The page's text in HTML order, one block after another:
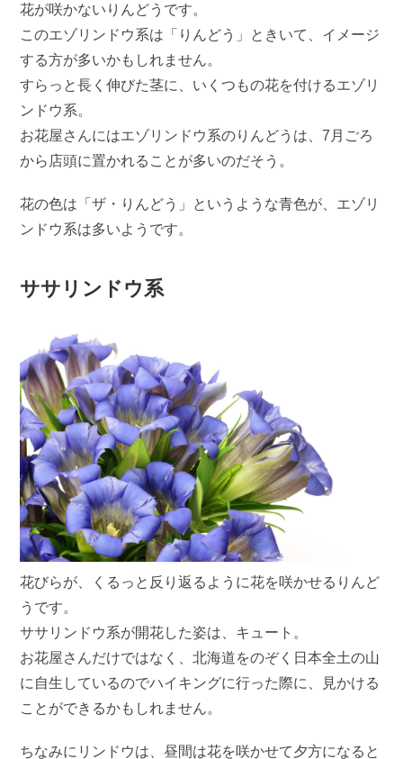
花が咲かないりんどうです。
このエゾリンドウ系は「りんどう」ときいて、イメージ
する方が多いかもしれません。
すらっと長く伸びた茎に、いくつもの花を付けるエゾリ
ンドウ系。
お花屋さんにはエゾリンドウ系のりんどうは、7月ごろ
から店頭に置かれることが多いのだそう。
花の色は「ザ・りんどう」というような青色が、エゾリ
ンドウ系は多いようです。
ササリンドウ系
花びらが、くるっと反り返るように花を咲かせるりんど
うです。
ササリンドウ系が開花した姿は、キュート。
お花屋さんだけではなく、北海道をのぞく日本全土の山
に自生しているのでハイキングに行った際に、見かける
ことができるかもしれません。
ちなみにリンドウは、昼間は花を咲かせて夕方になると